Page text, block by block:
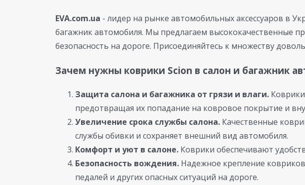
EVA.com.ua - лидер на рынке автомобильных аксессуаров в
багажник автомобиля. Мы предлагаем высококачественные
безопасность на дороге. Присоединяйтесь к множеству
Зачем нужны коврики Scion в салон и багажник
Защита салона и багажника от грязи и влаги.
предотвращая их попадание на ковровое покрытие и
Увеличение срока службы салона. Качественные
службы обивки и сохраняет внешний вид автомобиля.
Комфорт и уют в салоне. Коврики обеспечивают
Безопасность вождения. Надежное крепление
педалей и других опасных ситуаций на дороге.